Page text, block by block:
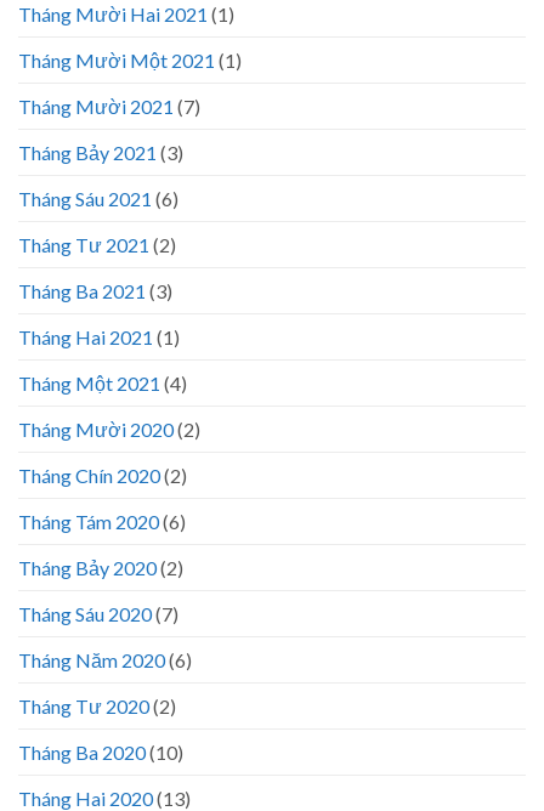
Tháng Mười Hai 2021 (1)
Tháng Mười Một 2021 (1)
Tháng Mười 2021 (7)
Tháng Bảy 2021 (3)
Tháng Sáu 2021 (6)
Tháng Tư 2021 (2)
Tháng Ba 2021 (3)
Tháng Hai 2021 (1)
Tháng Một 2021 (4)
Tháng Mười 2020(2)
Tháng Chín 2020(2)
Tháng Tám 2020(6)
Tháng Bảy 2020(2)
Tháng Sáu 2020(7)
Tháng Năm 2020(6)
Tháng Tư 2020(2)
Tháng Ba 2020(10)
Tháng Hai 2020(13)